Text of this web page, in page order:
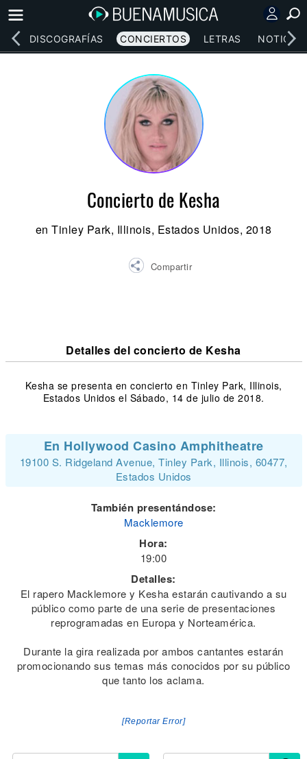
DISCOGRAFÍAS CONCIERTOS LETRAS NOTICIAS
Concierto de Kesha
en Tinley Park, Illinois, Estados Unidos, 2018
Compartir
Detalles del concierto de Kesha
Kesha se presenta en concierto en Tinley Park, Illinois,
Estados Unidos el Sábado, 14 de julio de 2018.
En Hollywood Casino Amphitheatre
19100 S. Ridgeland Avenue, Tinley Park, Illinois, 60477,
Estados Unidos
También presentándose:
Macklemore
Hora:
19:00
Detalles:
El rapero Macklemore y Kesha estarán cautivando a su
público como parte de una serie de presentaciones
reprogramadas en Europa y Norteamérica.
Durante la gira realizada por ambos cantantes estarán
promocionando sus temas más conocidos por su público
que tanto los aclama.
[Reportar Error]